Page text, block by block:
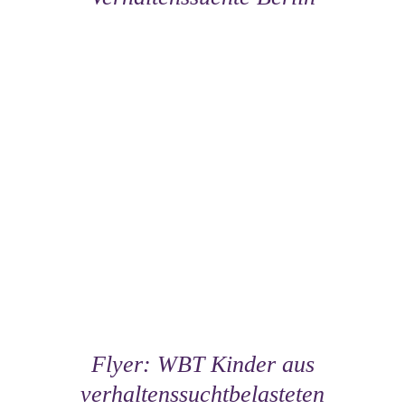
Flyer: WBT Kinder aus
verhaltenssuchtbelasteten